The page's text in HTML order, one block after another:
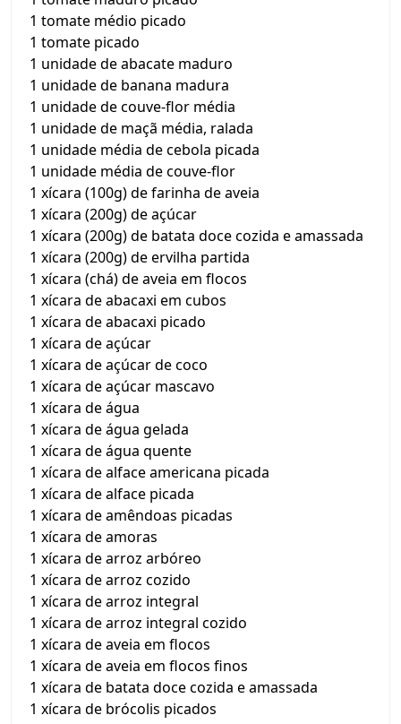
1 tomate médio picado
1 tomate picado
1 unidade de abacate maduro
1 unidade de banana madura
1 unidade de couve-flor média
1 unidade de maçã média, ralada
1 unidade média de cebola picada
1 unidade média de couve-flor
1 xícara (100g) de farinha de aveia
1 xícara (200g) de açúcar
1 xícara (200g) de batata doce cozida e amassada
1 xícara (200g) de ervilha partida
1 xícara (chá) de aveia em flocos
1 xícara de abacaxi em cubos
1 xícara de abacaxi picado
1 xícara de açúcar
1 xícara de açúcar de coco
1 xícara de açúcar mascavo
1 xícara de água
1 xícara de água gelada
1 xícara de água quente
1 xícara de alface americana picada
1 xícara de alface picada
1 xícara de amêndoas picadas
1 xícara de amoras
1 xícara de arroz arbóreo
1 xícara de arroz cozido
1 xícara de arroz integral
1 xícara de arroz integral cozido
1 xícara de aveia em flocos
1 xícara de aveia em flocos finos
1 xícara de batata doce cozida e amassada
1 xícara de brócolis picados